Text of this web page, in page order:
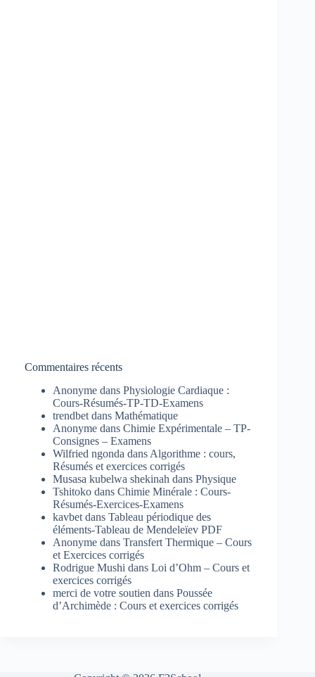
Commentaires récents
Anonyme dans Physiologie Cardiaque :
Cours-Résumés-TP-TD-Examens
trendbet dans Mathématique
Anonyme dans Chimie Expérimentale – TP-
Consignes – Examens
Wilfried ngonda dans Algorithme : cours,
Résumés et exercices corrigés
Musasa kubelwa shekinah dans Physique
Tshitoko dans Chimie Minérale : Cours-
Résumés-Exercices-Examens
kavbet dans Tableau périodique des
éléments-Tableau de Mendeleïev PDF
Anonyme dans Transfert Thermique – Cours
et Exercices corrigés
Rodrigue Mushi dans Loi d’Ohm – Cours et
exercices corrigés
merci de votre soutien dans Poussée
d’Archimède : Cours et exercices corrigés